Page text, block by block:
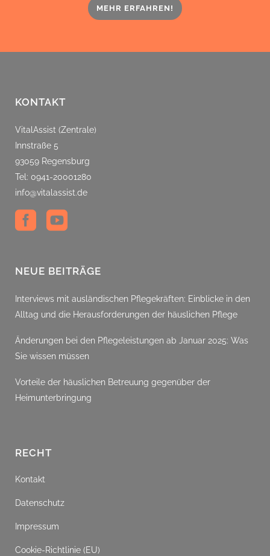
MEHR ERFAHREN!
KONTAKT
VitalAssist (Zentrale)
Innstraße 5
93059 Regensburg
Tel: 0941-20001280
info@vitalassist.de
NEUE BEITRÄGE
Interviews mit ausländischen Pflegekräften: Einblicke in den
Alltag und die Herausforderungen der häuslichen Pflege
Änderungen bei den Pflegeleistungen ab Januar 2025: Was
Sie wissen müssen
Vorteile der häuslichen Betreuung gegenüber der
Heimunterbringung
RECHT
Kontakt
Datenschutz
Impressum
Cookie-Richtlinie (EU)